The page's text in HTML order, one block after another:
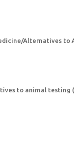
Alternatives to
to animal testing